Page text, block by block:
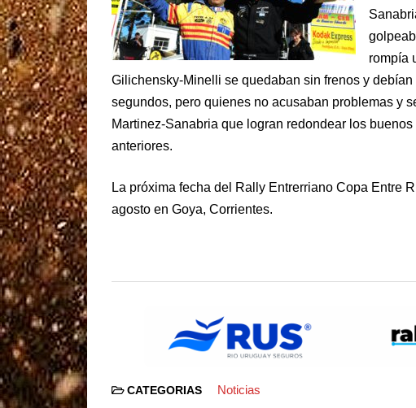
rompía
Gilichensky-Minelli se quedaban sin frenos y
segundos, pero quienes no acusaban problemas y
Martinez-Sanabria que logran redondear los
anteriores.
La próxima fecha del Rally Entrerriano Copa Entre
agosto en Goya, Corrientes.
CATEGORIAS Noticias